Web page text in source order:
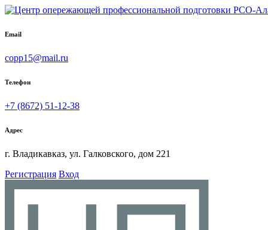
Email
copp15@mail.ru
Телефон
+7 (8672) 51-12-38
Адрес
г. Владикавказ, ул. Галковского, дом 221
Регистрация Вход